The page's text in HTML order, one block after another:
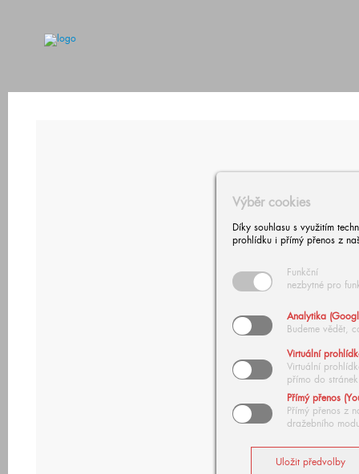
Výběr cookies
Díky souhlasu s využitím
prohlídku i přímý přenos z
Funkční
nezbytné pro
Analytika
Budeme vědět,
Virtuální
Virtuální
přímo do stránek
Přímý přenos
Přímý přenos z
dražebního